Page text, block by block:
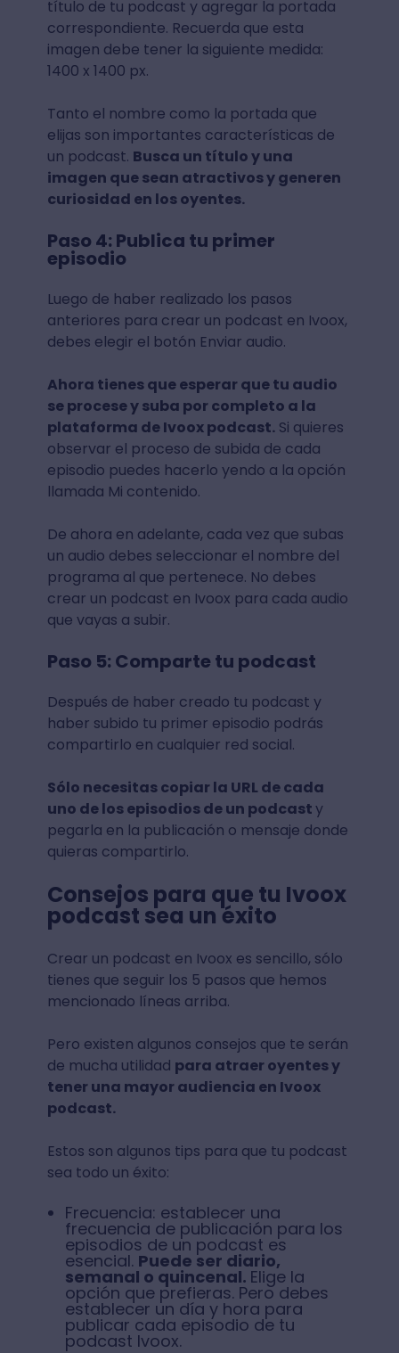
título de tu podcast y agregar la portada
correspondiente. Recuerda que esta
imagen debe tener la siguiente medida:
1400 x 1400 px.
Tanto el nombre como la portada que
elijas son importantes características de
un podcast. Busca un título y una
imagen que sean atractivos y generen
curiosidad en los oyentes.
Paso 4: Publica tu primer
episodio
Luego de haber realizado los pasos
anteriores para crear un podcast en Ivoox,
debes elegir el botón Enviar audio.
Ahora tienes que esperar que tu audio
se procese y suba por completo a la
plataforma de Ivoox podcast.Si quieres
observar el proceso de subida de cada
episodio puedes hacerlo yendo a la opción
llamada Mi contenido.
De ahora en adelante, cada vez que subas
un audio debes seleccionar el nombre del
programa al que pertenece. No debes
crear un podcast en Ivoox para cada audio
que vayas a subir.
Paso 5: Comparte tu podcast
Después de haber creado tu podcast y
haber subido tu primer episodio podrás
compartirlo en cualquier red social.
Sólo necesitas copiar la URL de cada
uno de los episodios de un podcasty
pegarla en la publicación o mensaje donde
quieras compartirlo.
Consejos para que tu Ivoox
podcast sea un éxito
Crear un podcast en Ivoox es sencillo, sólo
tienes que seguir los 5 pasos que hemos
mencionado líneas arriba.
Pero existen algunos consejos que te serán
de mucha utilidad para atraer oyentes y
tener una mayor audiencia en Ivoox
podcast.
Estos son algunos tips para que tu podcast
sea todo un éxito:
Frecuencia: establecer una
frecuencia de publicación para los
episodios de un podcast es
esencial. Puede ser diario,
semanal o quincenal. Elige la
opción que prefieras. Pero debes
establecer un día y hora para
publicar cada episodio de tu
podcast Ivoox.